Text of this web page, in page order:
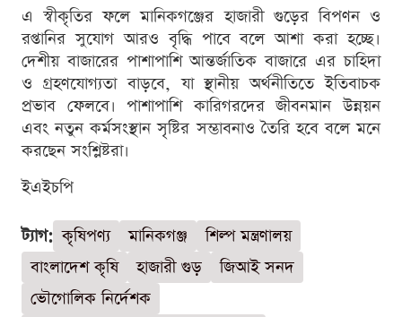
এ স্বীকৃতির ফলে মানিকগঞ্জের হাজারী গুড়ের বিপণন ও
রপ্তানির সুযোগ আরও বৃদ্ধি পাবে বলে আশা করা হচ্ছে।
দেশীয় বাজারের পাশাপাশি আন্তর্জাতিক বাজারে এর চাহিদা
ও গ্রহণযোগ্যতা বাড়বে, যা স্থানীয় অর্থনীতিতে ইতিবাচক
প্রভাব ফেলবে। পাশাপাশি কারিগরদের জীবনমান উন্নয়ন
এবং নতুন কর্মসংস্থান সৃষ্টির সম্ভাবনাও তৈরি হবে বলে মনে
করছেন সংশ্লিষ্টরা।
ইএইচপি
ট্যাগ: কৃষিপণ্য মানিকগঞ্জ
শিল্প মন্ত্রণালয়
বাংলাদেশ কৃষি
হাজারী গুড়
জিআই সনদ
ভৌগোলিক নির্দেশক